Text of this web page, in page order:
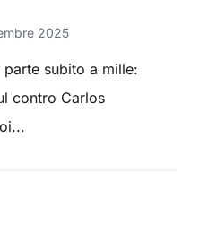
2025
subito a mille:
contro Carlos